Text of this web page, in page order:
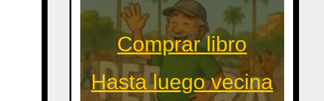
Comprar libro
Hasta luego vecina